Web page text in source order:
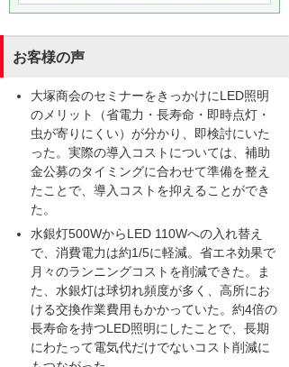
お客様の声
大塚商会のセミナーをきっかけにLED照明
のメリット（省電力・長寿命・即時点灯・
虫が寄りにくい）が分かり、即検討にいた
った。実際の導入コストについては、補助
金公募のタイミングに合わせて準備を整え
たことで、導入コストを抑えることができ
た。
水銀灯500WからLED 110Wへの入れ替え
で、消費電力は約1/5に軽減。省エネ効果で
月々のランニングコストを削減できた。ま
た、水銀灯は球切れ頻度が多く、高所にお
ける交換作業費用もかかっていた。約4倍の
長寿命を持つLED照明にしたことで、長期
にわたって電気代だけでないコスト削減に